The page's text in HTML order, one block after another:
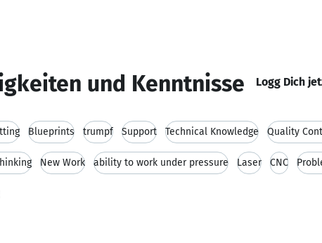
und Kenntnisse Logg Dich
Blueprints trumpf Support Technical Knowledge Quality
New Work ability to work under pressure Laser CNC